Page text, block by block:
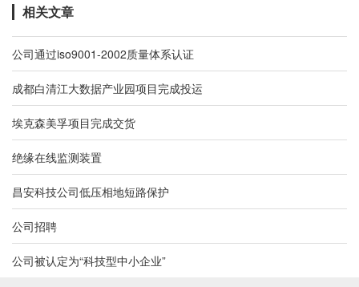
相关文章
公司通过iso9001-2002质量体系认证
成都白清江大数据产业园项目完成投运
埃克森美孚项目完成交货
绝缘在线监测装置
昌安科技公司低压相地短路保护
公司招聘
公司被认定为“科技型中小企业”